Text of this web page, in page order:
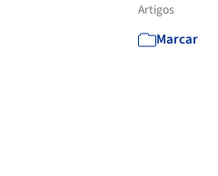
Artigos
Marcar